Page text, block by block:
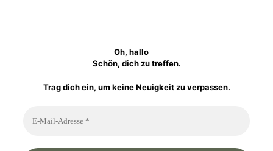
Oh, hallo
Schön, dich zu treffen.
Trag dich ein, um keine Neuigkeit zu verpassen.